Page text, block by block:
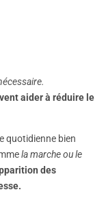
aider à réduire le
quotidienne bien
la marche ou le
des